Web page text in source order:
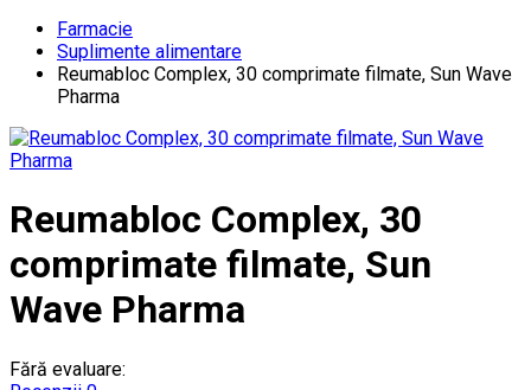
Farmacie
Suplimente alimentare
Reumabloc Complex, 30 comprimate filmate, Sun Wave
Pharma
Reumabloc Complex, 30
comprimate filmate, Sun
Wave Pharma
Fără evaluare: